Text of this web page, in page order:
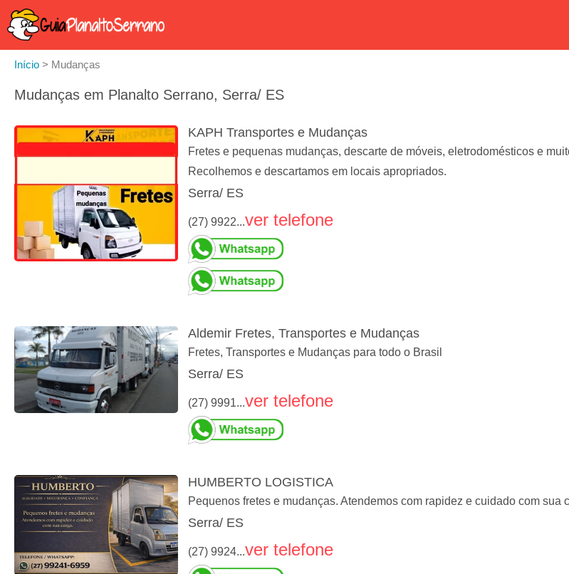
Início > Mudanças
Mudanças em Planalto Serrano, Serra/ ES
KAPH Transportes e Mudanças
Fretes e pequenas mudanças, descarte de móveis, eletrodomésticos e
Recolhemos e descartamos em locais apropriados.
Serra/ ES
(27) 9922...ver telefone
Aldemir Fretes, Transportes e Mudanças
Fretes, Transportes e Mudanças para todo o Brasil
Serra/ ES
(27) 9991...ver telefone
HUMBERTO LOGISTICA
Pequenos fretes e mudanças. Atendemos com rapidez e cuidado com sua
Serra/ ES
(27) 9924...ver telefone